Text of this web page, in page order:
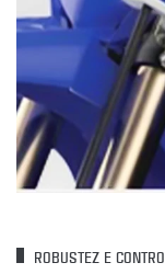
ROBUSTEZ E